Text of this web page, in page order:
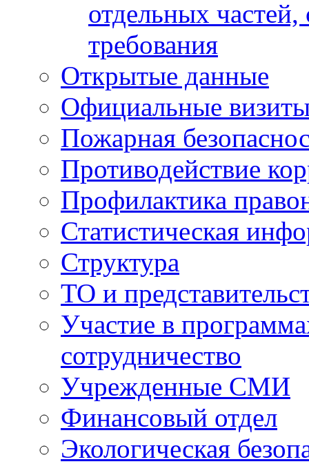
отдельных
требования
Открытые данные
Официальные
Пожарная
Противодействие
Профилактика
Статистическая
Структура
ТО и
Участие в
сотрудничество
Учрежденные СМИ
Финансовый отдел
Экологическая